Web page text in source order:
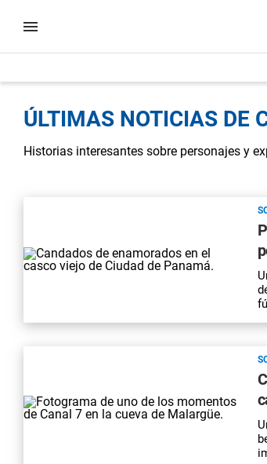
ÚLTIMAS NOTICIAS DE
Historias interesantes sobre personajes y